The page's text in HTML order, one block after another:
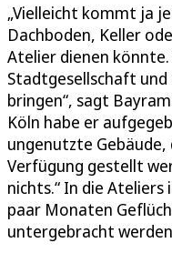
„Vielleicht kommt ja
Dachboden, Keller
Atelier dienen
Stadtgesellschaft und
bringen“, sagt
Köln habe er
ungenutzte Gebäude,
Verfügung gestellt
nichts.“ In die Ateliers
paar Monaten
untergebracht